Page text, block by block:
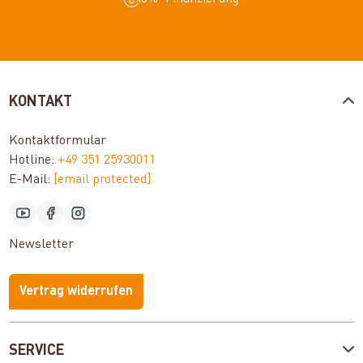
SERVICE
KONTAKT
Kontaktformular
Hotline: +49 351 25930011
E-Mail:
[email protected]
Newsletter
Vertrag widerrufen